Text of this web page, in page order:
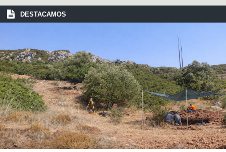
DESTACAMOS